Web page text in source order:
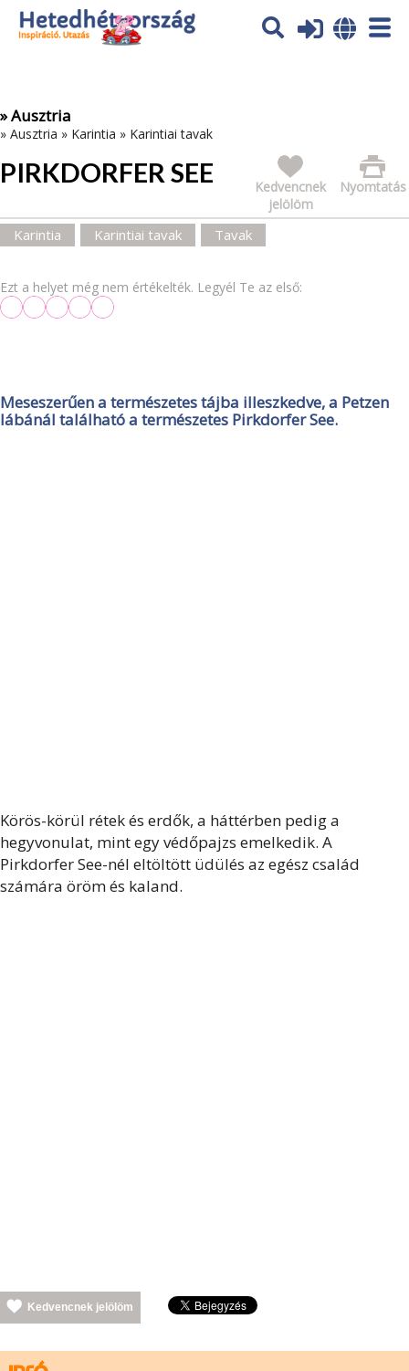
Az oldal sütiket (cookies) használ. További tájékoztatás itt:
Adatvédelmi tájékoztató
» Ausztria
» Ausztria » Karintia » Karintiai tavak
PIRKDORFER SEE Nyomtatás
Kedvencnek
jelölöm
Karintia Karintiai tavak Tavak
Ezt a helyet még nem értékelték. Legyél Te az első:
Meseszerűen a természetes tájba illeszkedve, a Petzen
lábánál található a természetes Pirkdorfer See.
Körös-körül rétek és erdők, a háttérben pedig a
hegyvonulat, mint egy védőpajzs emelkedik. A
Pirkdorfer See-nél eltöltött üdülés az egész család
számára öröm és kaland.
Kedvencnek jelölöm